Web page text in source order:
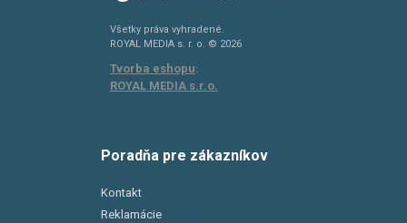
Všetky práva vyhradené.
ROYAL MEDIA s. r. o. © 2026
Tvorba eshopu:
ROYAL MEDIA s.r.o.
Poradňa pre zákazníkov
Kontakt
Reklamácie